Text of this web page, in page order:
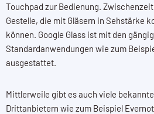
Touchpad zur Bedienung.
Gestelle, die mit Gläsern in Sehstärke
können. Google Glass ist mit den
Standardanwendungen wie zum
ausgestattet.
Mittlerweile gibt es auch viele
Drittanbietern wie zum Beispiel